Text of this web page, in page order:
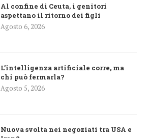
Al confine di Ceuta, i genitori
aspettano il ritorno dei figli
Agosto 6, 2026
L’intelligenza artificiale corre, ma
chi può fermarla?
Agosto 5, 2026
Nuova svolta nei negoziati tra USA e